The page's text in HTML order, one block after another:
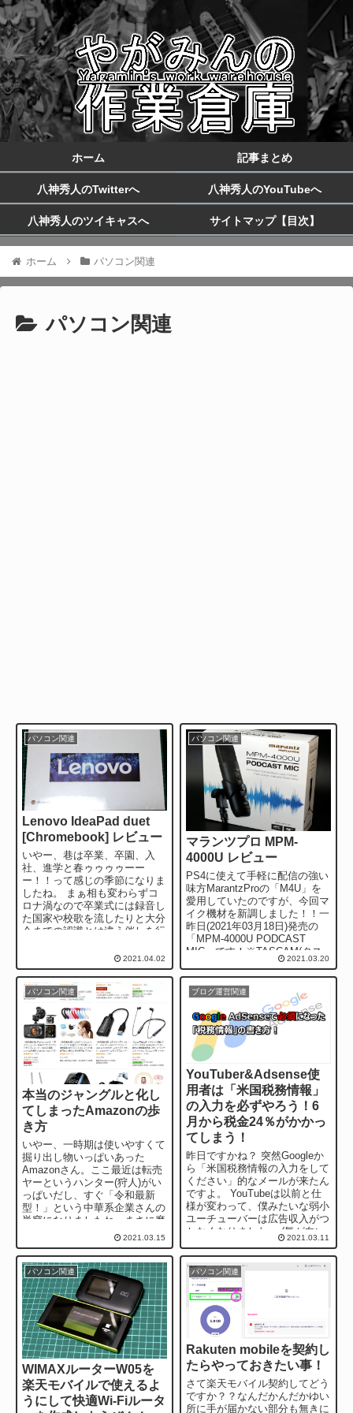
ホーム 記事まとめ
八神秀人のTwitterへ 八神秀人のYouTubeへ
八神秀人のツイキャスへ サイトマップ【目次】
ホーム パソコン関連
パソコン関連
パソコン関連
Lenovo IdeaPad duet
[Chromebook] レビュー
いやー、巷は卒業、卒園、入
社、進学と春ゥゥゥゥーー
ー！！って感じの季節になりま
したね。 まぁ相も変わらずコ
ロナ渦なので卒業式には録音し
た国家や校歌を流したりと大分
今までの認識とは違う催しを行
す。 さて、先週ぐらい...2021.04.02
パソコン関連
マランツプロ MPM-
4000U レビュー
PS4に使えて手軽に配信の強い
味方MarantzProの「M4U」を
愛用していたのですが、今回マ
イク機材を新調しました！！一
昨日(2021年03月18日)発売の
「MPM-4000U PODCAST
MIC」です！※TASCAM(タス
2021.03.20
パソコン関連
本当のジャングルと化し
てしまったAmazonの歩
き方
いやー、一時期は使いやすくて
掘り出し物いっぱいあった
Amazonさん。ここ最近は転売
ヤーというハンター(狩人)がい
っぱいだし、すぐ「令和最新
型！」という中華系企業さんの
巣窟になりましたね。まさに魔
境。欲しいものは検索しても出
てこないし、やっ...
2021.03.15
ブログ運営関連
YouTuber&Adsense使
用者は「米国税務情報」
の入力を必ずやろう！6
月から税金24％がかかっ
てしまう！
昨日ですかね？ 突然Googleか
ら「米国税務情報の入力をして
ください」的なメールが来たん
ですよ。 YouTubeは以前と仕
様が変わって、僕みたいな弱小
ユーチューバーは広告収入がつ
かなくなりました。 (気が向い
たらみんな、チャンネル登録よ
ろ...
2021.03.11
パソコン関連
WIMAXルーターW05を
楽天モバイルで使えるよ
うにして快適Wi-Fiルータ
パソコン関連
Rakuten mobileを契約し
たらやっておきたい事！
さて楽天モバイル契約してどう
ですか？？なんだかんだかゆい
所に手が届かない部分も無きに